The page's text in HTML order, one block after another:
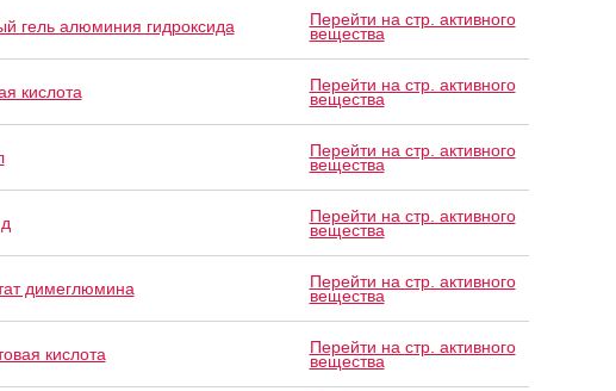
гель алюминия гидроксида Перейти на стр. активного
вещества
кислота Перейти на стр. активного
вещества
Перейти на стр. активного
вещества
Перейти на стр. активного
вещества
димеглюмина Перейти на стр. активного
вещества
кислота Перейти на стр. активного
вещества